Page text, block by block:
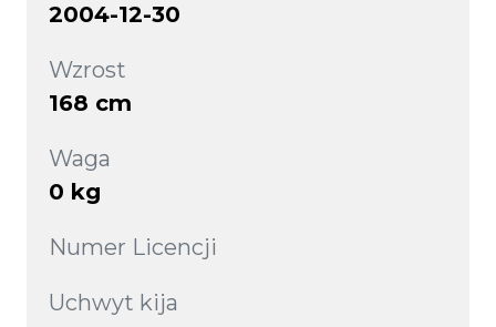
2004-12-30
Wzrost
168 cm
Waga
0 kg
Numer Licencji
Uchwyt kija